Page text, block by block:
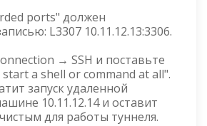
ports" должен
L3307 10.11.12.13:3306.
→ SSH и поставьте
a shell or command at all".
запуск удаленной
10.11.12.14 и оставит
для работы туннеля.